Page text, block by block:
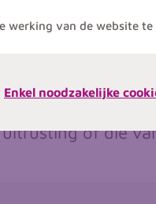
aan op het
of die
werking van de website
Enkel noodzakelijke